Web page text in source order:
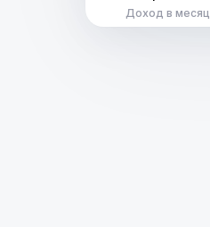
Доход в месяц